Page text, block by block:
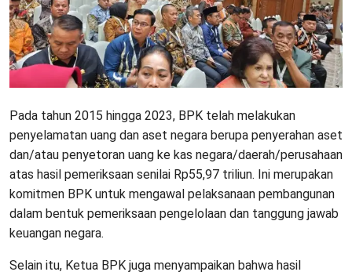
Pada tahun 2015 hingga 2023, BPK telah melakukan
penyelamatan uang dan aset negara berupa penyerahan aset
dan/atau penyetoran uang ke kas negara/daerah/perusahaan
atas hasil pemeriksaan senilai Rp55,97 triliun. Ini merupakan
komitmen BPK untuk mengawal pelaksanaan pembangunan
dalam bentuk pemeriksaan pengelolaan dan tanggung jawab
keuangan negara.
Selain itu, Ketua BPK juga menyampaikan bahwa hasil